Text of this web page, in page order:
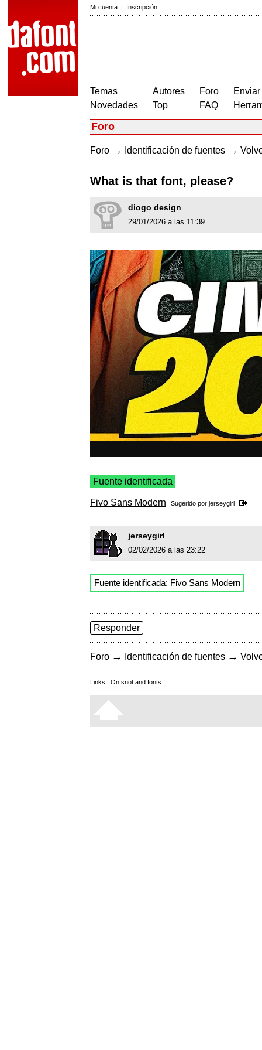
Mi cuenta | Inscripción
Temas
Novedades
Autores
Top
Foro
FAQ
Foro
Foro → Identificación de fuentes →
What is that font, please?
diogo design
29/01/2026 a las 11:39
Fuente identificada
Fivo Sans Modern Sugerido por jerseygirl
jerseygirl
02/02/2026 a las 23:22
Fuente identificada: Fivo Sans Modern
Responder
Foro → Identificación de fuentes →
Links: On snot and fonts